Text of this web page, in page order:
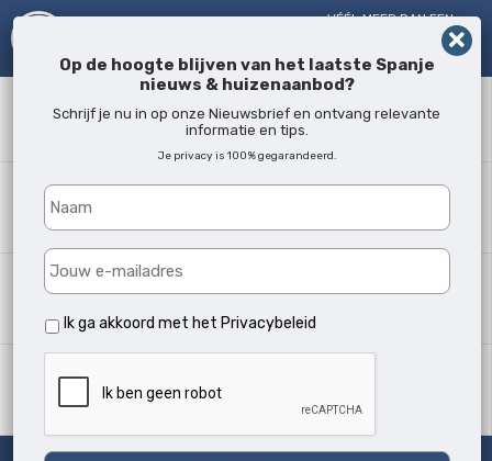
VÉÉL MEER DAN EEN
Waar?
Alle locaties
Woningtype
Alle soorten
Op de hoogte blijven van het laatste Spanje
nieuws & huizenaanbod?
Schrijf je nu in op onze Nieuwsbrief en ontvang relevante
informatie en tips.
Je privacy is 100% gegarandeerd.
Ik ga akkoord met het Privacybeleid